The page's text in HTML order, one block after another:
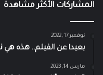
المشاركات الأكثر مشاهدة
نوفمبر 17, 2022
بعيدا عن الفيلم.. هذه هي
مارس 14, 2023